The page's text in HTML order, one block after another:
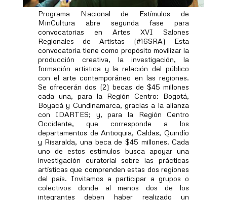
Programa Nacional de Estímulos de
MinCultura abre segunda fase para
convocatorias en Artes XVI Salones
Regionales de Artistas (#16SRA) Esta
convocatoria tiene como propósito movilizar la
producción creativa, la investigación, la
formación artística y la relación del público
con el arte contemporáneo en las regiones.
Se ofrecerán dos (2) becas de $45 millones
cada una, para la Región Centro: Bogotá,
Boyacá y Cundinamarca, gracias a la alianza
con IDARTES; y, para la Región Centro
Occidente, que corresponde a los
departamentos de Antioquia, Caldas, Quindío
y Risaralda, una beca de $45 millones. Cada
uno de estos estímulos busca apoyar una
investigación curatorial sobre las prácticas
artísticas que comprenden estas dos regiones
del país. Invitamos a participar a grupos o
colectivos donde al menos dos de los
integrantes deben haber realizado un